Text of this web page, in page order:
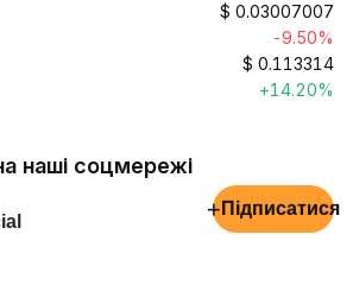
$ 0.03007007
-9.50%
$ 0.113314
+14.20%
наші соцмережі
+ Підписатися